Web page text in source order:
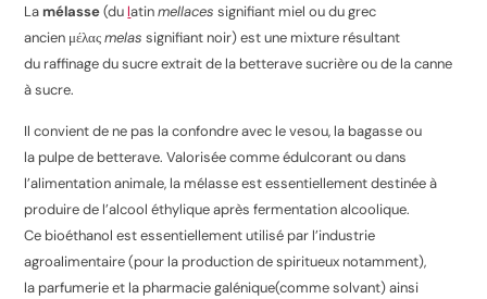
Lamélasse(du latinmellaces signifiant miel ou du grec
ancien μέλας melas signifiant noir) est une mixture résultant
du raffinage du sucre extrait de la betterave sucrière ou de la canne
à sucre.
Il convient de ne pas la confondre avec le vesou, la bagasse ou
la pulpe de betterave. Valorisée comme édulcorant ou dans
l’alimentation animale, la mélasse est essentiellement destinée à
produire de l’alcool éthylique après fermentation alcoolique.
Ce bioéthanol est essentiellement utilisé par l’industrie
agroalimentaire (pour la production de spiritueux notamment),
la parfumerie et la pharmacie galénique(comme solvant) ainsi